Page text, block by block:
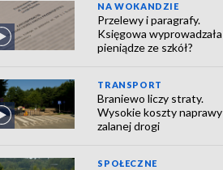
NA WOKANDZIE
Przelewy i paragrafy.
Księgowa wyprowadzała
pieniądze ze szkół?
TRANSPORT
Braniewo liczy straty.
Wysokie koszty naprawy
zalanej drogi
SPOŁECZNE